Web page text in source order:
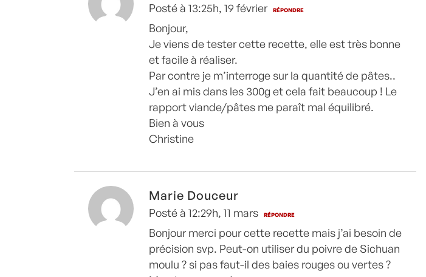
Posté à 13:25h, 19 février RÉPONDRE
Bonjour,
Je viens de tester cette recette, elle est très bonne
et facile à réaliser.
Par contre je m’interroge sur la quantité de pâtes..
J’en ai mis dans les 300g et cela fait beaucoup ! Le
rapport viande/pâtes me paraît mal équilibré.
Bien à vous
Christine
Marie Douceur
Posté à 12:29h, 11 mars RÉPONDRE
Bonjour merci pour cette recette mais j’ai besoin de
précision svp. Peut-on utiliser du poivre de Sichuan
moulu ? si pas faut-il des baies rouges ou vertes ?